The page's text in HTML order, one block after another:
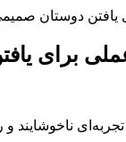
یافتن دوستان
برای
ناخوشایند